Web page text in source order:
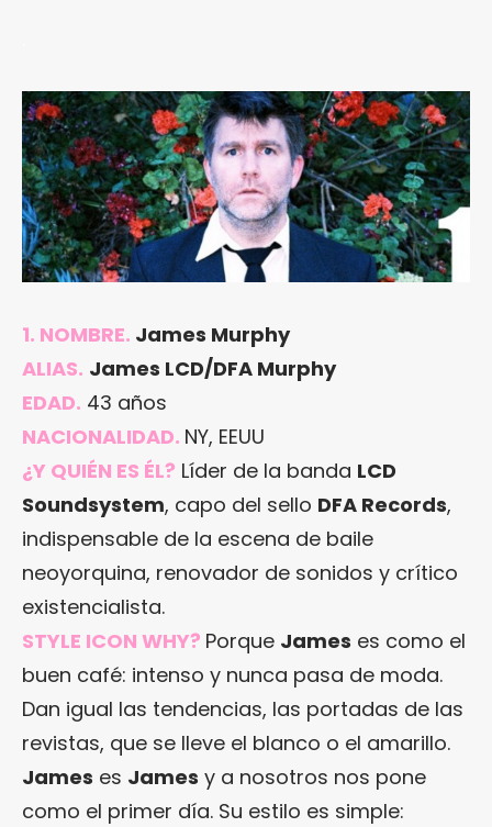
1. NOMBRE. James Murphy
ALIAS. James LCD/DFA Murphy
EDAD. 43 años
NACIONALIDAD. NY, EEUU
¿Y QUIÉN ES ÉL? Líder de la banda LCD
Soundsystem, capo del sello DFA Records,
indispensable de la escena de baile
neoyorquina, renovador de sonidos y crítico
existencialista.
STYLE ICON WHY? Porque James es como el
buen café: intenso y nunca pasa de moda.
Dan igual las tendencias, las portadas de las
revistas, que se lleve el blanco o el amarillo.
James es James y a nosotros nos pone
como el primer día. Su estilo es simple: